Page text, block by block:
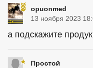
opuonmed
13 ноября 2023
а подскажите
Простой